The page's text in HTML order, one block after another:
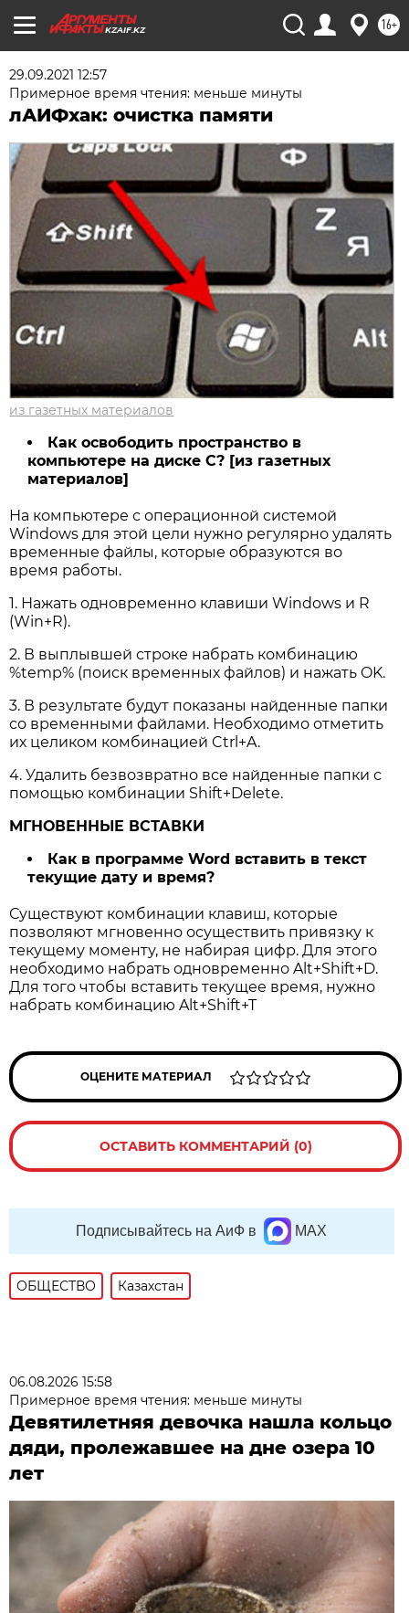
KZAIF.KZ 16+
29.09.2021 12:57
Примерное время чтения: меньше минуты
лАИФхак: очистка памяти
из газетных материалов
Как освободить пространство в
компьютере на диске С? [из газетных
материалов]
На компьютере с операционной системой
Windows для этой цели нужно регулярно удалять
временные файлы, которые образуются во
время работы.
1. Нажать одновременно клавиши Windows и R
(Win+R).
2. В выплывшей строке набрать комбинацию
%temp% (поиск временных файлов) и нажать OK.
3. В результате будут показаны найденные папки
со временными файлами. Необходимо отметить
их целиком комбинацией Ctrl+A.
4. Удалить безвозвратно все найденные папки с
помощью комбинации Shift+Delete.
МГНОВЕННЫЕ ВСТАВКИ
Как в программе Word вставить в текст
текущие дату и время?
Существуют комбинации клавиш, которые
позволяют мгновенно осуществить привязку к
текущему моменту, не набирая цифр. Для этого
необходимо набрать одновременно Alt+Shift+D.
Для того чтобы вставить текущее время, нужно
набрать комбинацию Alt+Shift+T
ОЦЕНИТЕ МАТЕРИАЛ
ОСТАВИТЬ КОММЕНТАРИЙ (0)
Подписывайтесь на АиФ в MAX
ОБЩЕСТВО Казахстан
06.08.2026 15:58
Примерное время чтения: меньше минуты
Девятилетняя девочка нашла кольцо
дяди, пролежавшее на дне озера 10
лет